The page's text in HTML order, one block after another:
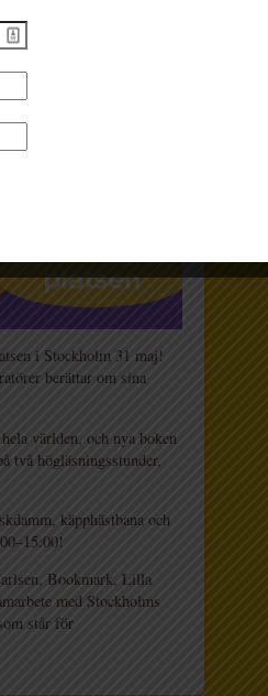
i Stockholm 31 maj!
berättar om sina
världen, och nya boken
två högläsningsstunder,
käpphästbana och
Bookmark, Lilla
med Stockholms
står för